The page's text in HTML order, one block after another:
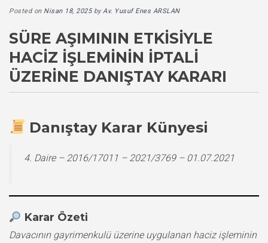
Posted on Nisan 18, 2025byAv. Yusuf Enes ARSLAN
SÜRE AŞIMININ ETKISIYLE
HACIZ İŞLEMININ İPTALI
ÜZERINE DANIŞTAY KARARI
Danıştay Karar Künyesi
4. Daire – 2016/17011 – 2021/3769 – 01.07.2021
Karar Özeti
Davacının gayrimenkulü üzerine uygulanan haciz işleminin